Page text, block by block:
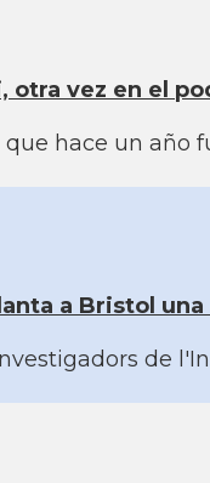
otra vez en el
que hace un año
a Bristol
de